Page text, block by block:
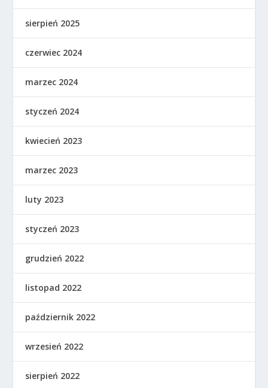
sierpień 2025
czerwiec 2024
marzec 2024
styczeń 2024
kwiecień 2023
marzec 2023
luty 2023
styczeń 2023
grudzień 2022
listopad 2022
październik 2022
wrzesień 2022
sierpień 2022